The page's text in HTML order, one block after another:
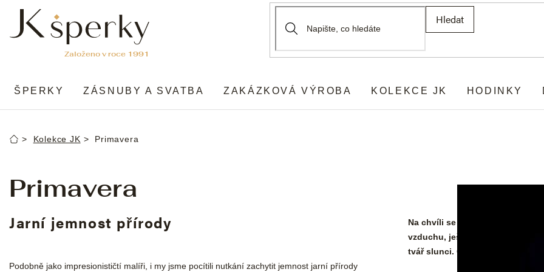
obsah
Hledat
ŠPERKY ZÁSNUBY A SVATBA ZAKÁZKOVÁ VÝROBA KOLEKCE JK HODINKY
DomůKolekce JK Primavera
Primavera
Jarní jemnost přírody
Na chvíli se zasněte a přeneste
vzduchu, ještě vonícího po
tvář slunci. Cítíte to? Přichází
Podobně jako impresionističtí malíři, i my jsme pocítili nutkání zachytit jemnost jarní přírody